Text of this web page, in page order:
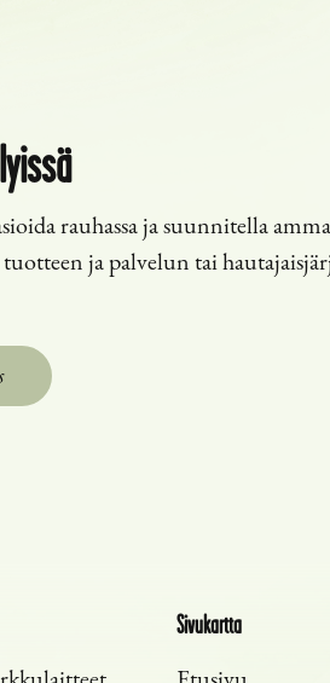
rauhassa ja suunnitella
ja palvelun tai
Sivukartta